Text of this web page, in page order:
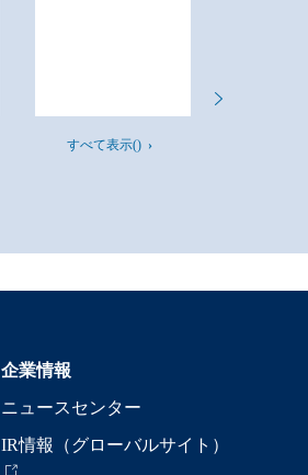
すべて表示()
企業情報
ニュースセンター
IR情報（グローバルサイト）